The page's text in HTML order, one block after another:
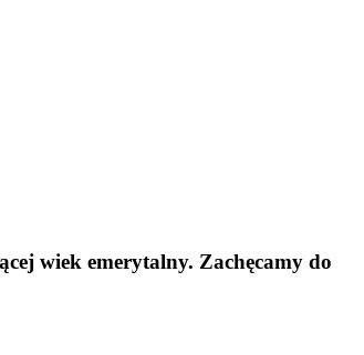
wiek emerytalny. Zachęcamy do